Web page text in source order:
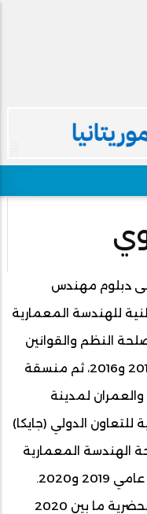
على دبلوم مهندس
الوطنية للهندسة المعمارية
النظم والقوانين
بإدارة العمران بوزارة الإسكان عامي 2015 و2016، ثم منسقة
لمدينة
للتعاون الدولي (جايكا)
لمصلحة الهندسة المعمارية
بإدارة المباني والتجهيزات العمومية عامي 2019 و2020.
عُينت مديرة للعمران والتوبوغرافيا الحضرية ما بين 2020